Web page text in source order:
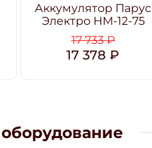
Аккумулятор Парус
Электро HM-12-75
17 733 ₽
17 378 ₽